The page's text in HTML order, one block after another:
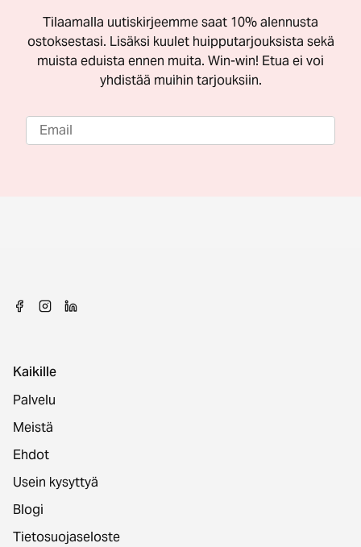
Tilaamalla uutiskirjeemme saat 10% alennusta
ostoksestasi. Lisäksi kuulet huipputarjouksista sekä
muista eduista ennen muita. Win-win! Etua ei voi
yhdistää muihin tarjouksiin.
Kaikille
Palvelu
Meistä
Ehdot
Usein kysyttyä
Blogi
Tietosuojaseloste